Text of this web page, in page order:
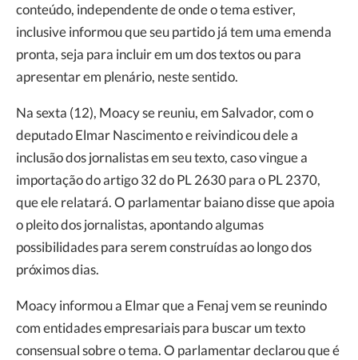
conteúdo, independente de onde o tema estiver,
inclusive informou que seu partido já tem uma emenda
pronta, seja para incluir em um dos textos ou para
apresentar em plenário, neste sentido.
Na sexta (12), Moacy se reuniu, em Salvador, com o
deputado Elmar Nascimento e reivindicou dele a
inclusão dos jornalistas em seu texto, caso vingue a
importação do artigo 32 do PL 2630 para o PL 2370,
que ele relatará. O parlamentar baiano disse que apoia
o pleito dos jornalistas, apontando algumas
possibilidades para serem construídas ao longo dos
próximos dias.
Moacy informou a Elmar que a Fenaj vem se reunindo
com entidades empresariais para buscar um texto
consensual sobre o tema. O parlamentar declarou que é